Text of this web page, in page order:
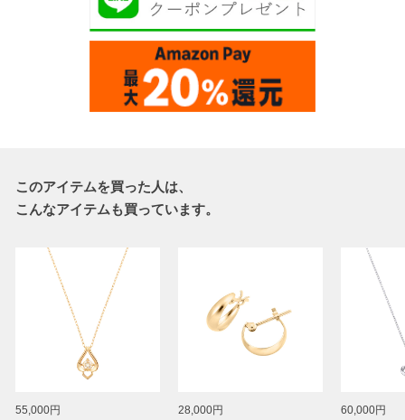
このアイテムを買った人は、
こんなアイテムも買っています。
55,000円 28,000円 60,000円